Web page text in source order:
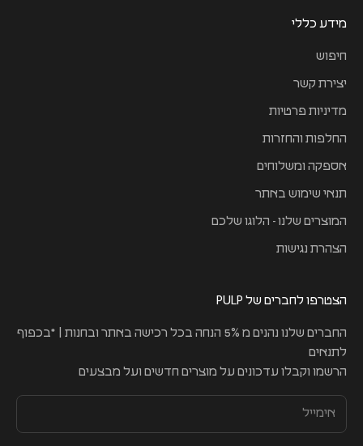
מידע כללי
חיפוש
יצירת קשר
מדיניות פרטיות
החלפות והחזרות
אספקה ומשלוחים
תנאי שימוש באתר
המוצרים שלנו - הלוגו שלכם
הצהרת נגישות
הצטרפו לחברים של PULP
החברים שלנו נהנים מ 5% הנחה בכל רכישה באתר ובחנות | *בכפוף
לתנאים
הרשמו וקבלו עדכונים על מוצרים חדשים ועל מבצעים